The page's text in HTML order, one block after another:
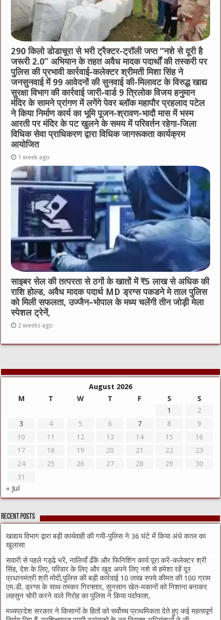
290 किलो डोडाचूरा से भरी ट्रैक्टर-ट्रॉली जप्त “नशे से दूरी है
जरूरी 2.0” अभियान के तहत अवैध मादक पदार्थों की तस्करी पर
पुलिस की प्रभावी कार्रवाई-कलेक्टर श्रीमती मिशा सिंह ने
जनसुनवाई में 99 आवेदनों की सुनवाई की-मिलावट के विरुद्ध खाद्य
सुरक्षा विभाग की कार्रवाई जारी-वार्ड 9 त्रिलोक विजय हनुमान
मंदिर के सामने प्रांगण में लगेंगे पेवर ब्लॉक महापौर प्रहलाद पटेल
ने किया निर्माण कार्य का भूमि पूजन-श्रावण-भादौ मास में भस्म
आरती पर मंदिर के पट खुलने के समय में परिवर्तन रहेगा-जिला
विधिक सेवा प्राधिकरण द्वारा विधिक जागरूकता कार्यक्रम
आयोजित
1 week ago
साइबर सेल की तत्परता से ठगों के खातों में ₹5 लाख से अधिक की
राशि होल्ड, अवैध मादक पदार्थ MD ड्रग्स पकडने मे ताल पुलिस
को मिली सफलता, उज्जैन–भोपाल के मध्य चलेंगी तीन जोड़ी मेला
स्पेशल ट्रेनें,
2 weeks ago
August 2026
M
T W T F S
S
1
2
3
4 5 6 7 8
9
10
11 12 13 14 15
16
17
18 19 20 21 22
23
24
25 26 27 28 29
30
31
« Jul
Recent Posts
खाद्यय विभाग द्वारा बड़ी कार्यवाही की गयी-पुलिस ने 36 घंटे में किया अंधे कत्ल का
खुलासा
सवारी से पहले गड्ढे भरें, नालियाँ ढँकें और फिनिशिंग कार्य पूरा करें-कलेक्टर श्री
सिंह, देश के लिए, परिवार के लिए और खुद अपने लिए नशे से हमेशा रहें दूर
प्रधानमंत्री श्री मोदी,पुलिस की बड़ी कार्रवाई 10 लाख रुपये कीमत की 100 ग्राम
एम.डी. ड्रग्स के साथ तस्कर गिरफ्तार, सुनसान खेत-मकानों को निशाना बनाकर
लहसुन चोरी करने वाले गिरोह का पुलिस ने किया पर्दाफाश,
मध्यप्रदेश सरकार ने किसानों के हितों को सर्वोच्च प्राथमिकता देते हुए कई महत्वपूर्ण